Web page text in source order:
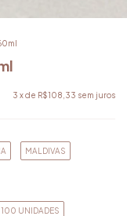
3 x de R$108,33 sem juros
MALDIVAS
100 UNIDADES